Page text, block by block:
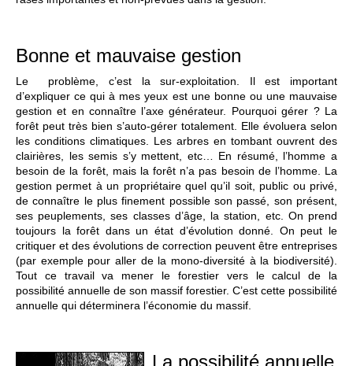
Bonne et mauvaise gestion
Le problème, c’est la sur-exploitation. Il est important
d’expliquer ce qui à mes yeux est une bonne ou une mauvaise
gestion et en connaître l’axe générateur. Pourquoi gérer ? La
forêt peut très bien s’auto-gérer totalement. Elle évoluera selon
les conditions climatiques. Les arbres en tombant ouvrent des
clairières, les semis s’y mettent, etc… En résumé, l’homme a
besoin de la forêt, mais la forêt n’a pas besoin de l’homme. La
gestion permet à un propriétaire quel qu’il soit, public ou privé,
de connaître le plus finement possible son passé, son présent,
ses peuplements, ses classes d’âge, la station, etc. On prend
toujours la forêt dans un état d’évolution donné. On peut le
critiquer et des évolutions de correction peuvent être entreprises
(par exemple pour aller de la mono-diversité à la biodiversité).
Tout ce travail va mener le forestier vers le calcul de la
possibilité annuelle de son massif forestier. C’est cette possibilité
annuelle qui déterminera l’économie du massif.